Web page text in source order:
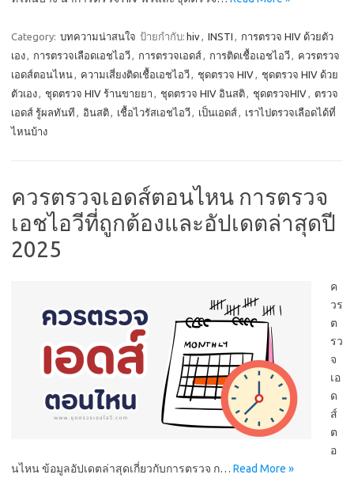
Category: บทความน่าสนใจ ป้ายกำกับ: hiv, INSTI , การตรวจ HIV ด้วยตัว
เอง, การตรวจเลือดเอชไอวี, การตรวจเอดส์, การติดเชื้อเอชไอวี, ควรตรวจ
เอดส์ตอนไหน, ความเสี่ยงติดเชื้อเอชไอวี, ชุดตรวจ HIV, ชุดตรวจ HIV ด้วย
ตัวเอง, ชุดตรวจ HIV ร้านขายยา , ชุดตรวจ HIV อินสติ, ชุดตรวจHIV, ตรวจ
เอดส์ รู้ผลทันที , อินสติ, เชื้อไวรัสเอชไอวี, เป็นเอดส์, เราไปตรวจเลือดได้ที่
ไหนบ้าง
ควรตรวจเอดส์ตอนไหน การตรวจ
เอชไอวีที่ถูกต้องและอัปเดตล่าสุดปี
2025
ค
วร
ต
รว
จ
เอ
ด
ส์
ต
อ
นไหน ข้อมูลอัปเดตล่าสุดเกี่ยวกับการตรวจ ก… Read More »